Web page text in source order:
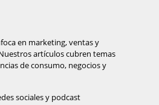
en marketing, ventas y
artículos cubren temas
de consumo, negocios y
sociales y podcast